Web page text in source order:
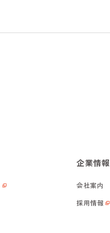
企業情報
会社案内
採用情報